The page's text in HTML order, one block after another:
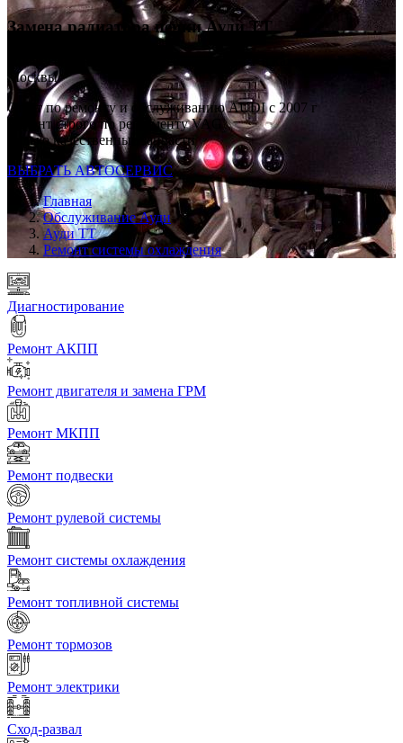
Замена радиатора печкиАуди ТТ
Профессиональный автосервис Ауди ТТ в каждом районе
Москвы
Опыт по ремонту и обслуживанию AUDI с 2007 г
Ремонт строго по регламенту VAG
Только качественные запчасти
ВЫБРАТЬ АВТОСЕРВИС
Главная
Обслуживание Ауди
Ауди ТТ
Ремонт системы охлаждения
Диагностирование
Ремонт АКПП
Ремонт двигателя и замена ГРМ
Ремонт МКПП
Ремонт подвески
Ремонт рулевой системы
Ремонт системы охлаждения
Ремонт топливной системы
Ремонт тормозов
Ремонт электрики
Сход-развал